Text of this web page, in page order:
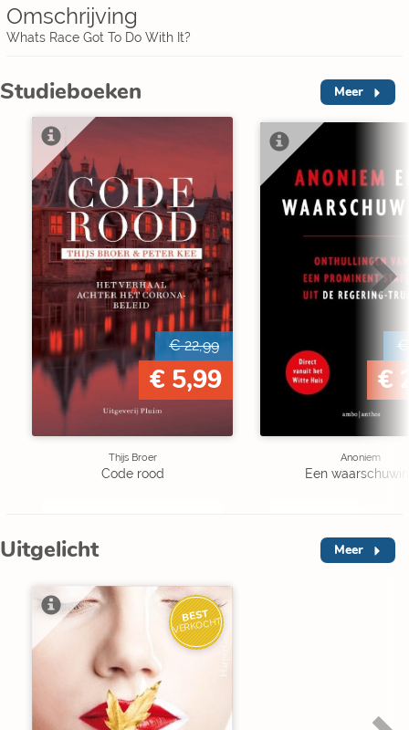
Omschrijving
Whats Race Got To Do With It?
Studieboeken Meer
€ 22,99
€ 5,99
Thijs Broer
Code rood
€
€
Anoniem
Een
Uitgelicht Meer
BEST
VERKOCHT